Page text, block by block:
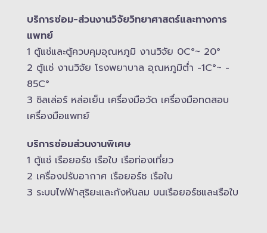
บริการซ่อม-​ส่วนงานวิจัยวิทยาศาสตร์และทางการ
แพทย์
1 ตู้แช่และตู้ควบคุม​อุณหภูมิ​ งานวิจัย 0C°~ 20°
2 ตู้แช่ งานวิจัย โรงพยาบาล อุณหภูมิ​ต่ำ -​1C°~ -​
85C°
3 ชิลเล่อร์ หล่อเย็น เครื่องมือวัด เครื่องมือทดสอบ
เครื่องมือแพทย์
บริการซ่อมส่วนงานพิเศษ
1 ตู้แช่ เรือยอร์ช เรือใบ เรือท่องเที่ยว
2 เครื่องปรับอากาศ เรือยอร์ช เรือใบ
3 ระบบไฟฟ้าสุริยะและกังหันลม บนเรือยอร์ช​และเรือใบ